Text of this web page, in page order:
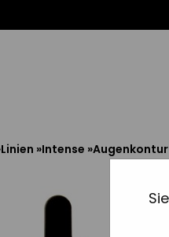
Linien »Intense »Augenkontur